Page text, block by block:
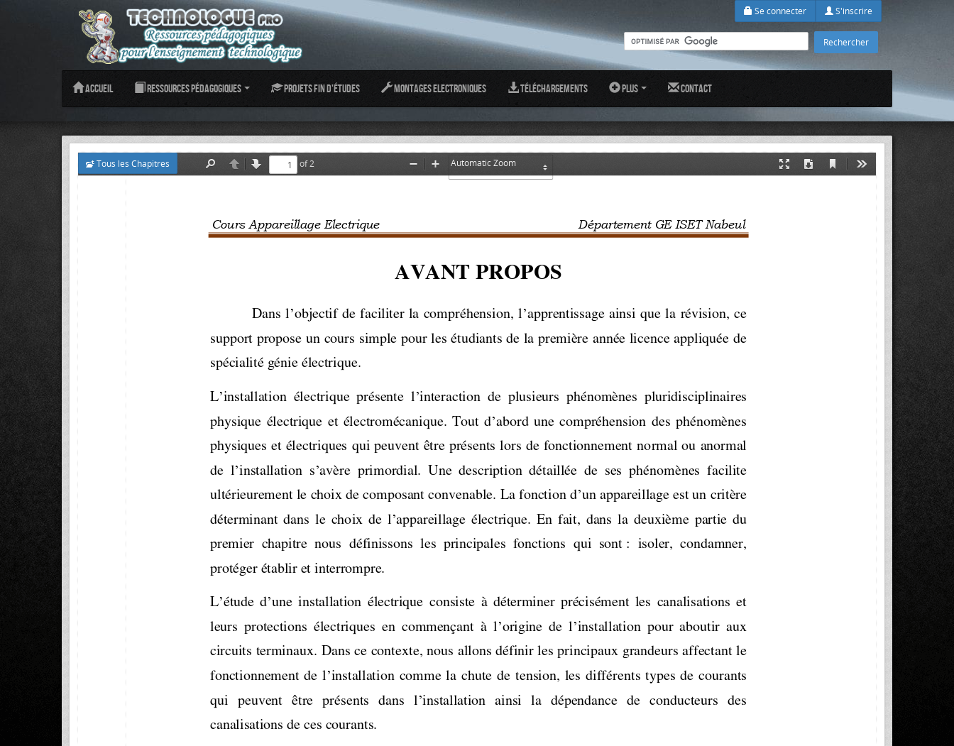
Se connecter S'inscrire
Accueil Ressources pédagogiques Projets fin d'études Montages Electroniques Téléchargements Plus Contact
Tous les Chapitres
Find
Previous
Next
of 2
Presentation
Download
Current
Tools
ZoomZoom
Cours Appareillage Electrique                                                        Département GE ISET Nabeul
AVANT PROPOS
Dans l’objectif de faciliter la compréhension, l’apprentissage ainsi que la révision, ce
support propose un cours simple pour les étudiants de la première année licence appliquée de
spécialité génie électrique.
L’installation  électrique  présente  l’interaction  de  plusieurs  phénomènes  pluridisciplinaires
physique  électrique  et  électromécanique.  Tout  d’abord  une  compréhension  des  phénomènes
physiques et électriques qui peuvent être présents lors de fonctionnement normal ou anormal
de  l’installation  s’avère  primordial.  Une  description  détaillée  de  ses  phénomènes  facilite
ultérieurement le choix de composant convenable. La fonction d’un appareillage est un critère
déterminant  dans  le  choix  de  l’appareillage  électrique.  En  fait,  dans  la  deuxième  partie  du
premier  chapitre  nous  définissons  les  principales  fonctions  qui  sont :  isoler,  condamner,
protéger établir et interrompre.
L’étude  d’une  installation  électrique  consiste  à  déterminer  précisément  les  canalisations  et
leurs  protections  électriques  en  commençant  à  l’origine  de  l’installation  pour  aboutir  aux
circuits terminaux. Dans ce contexte, nous allons définir les principaux grandeurs affectant le
fonctionnement  de  l’installation  comme  la  chute  de  tension,  les  différents  types  de  courants
qui   peuvent   être   présents   dans   l’installation   ainsi   la   dépendance   de   conducteurs   des
canalisations de ces courants.